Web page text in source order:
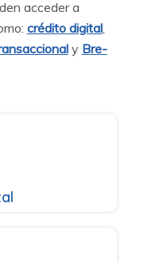
acceder a
crédito digital,
y Bre-